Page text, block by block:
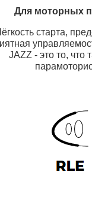
Для моторных
старта,
JAZZ - это то, что